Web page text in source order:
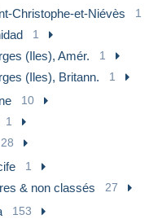
Christophe-et-Niévès 1
1
(Iles), Amér. 1
(Iles), Britann. 1
10
1
28
1
& non classés 27
153